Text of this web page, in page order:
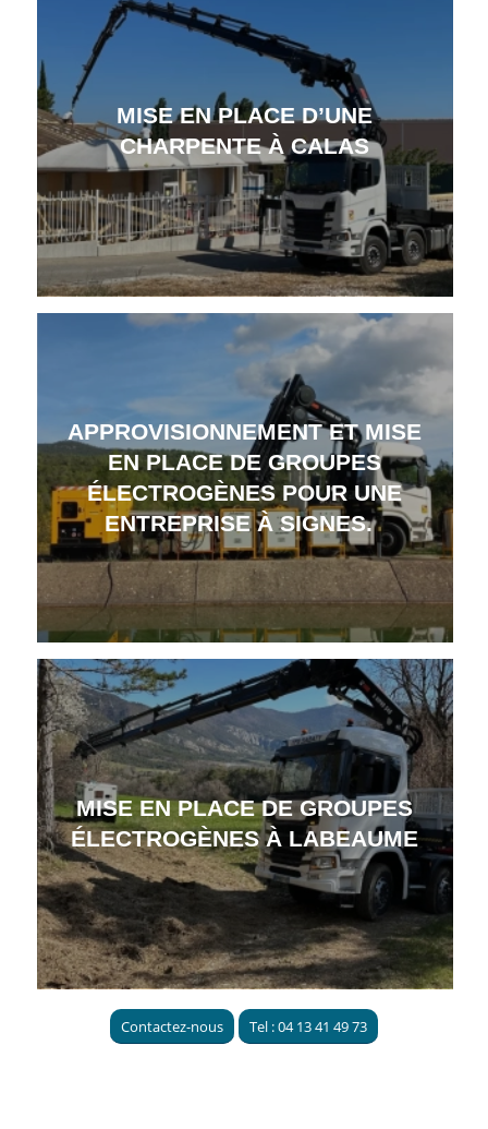
MISE EN PLACE D’UNE
CHARPENTE À CALAS
APPROVISIONNEMENT ET MISE
EN PLACE DE GROUPES
ÉLECTROGÈNES POUR UNE
ENTREPRISE À SIGNES.
MISE EN PLACE DE GROUPES
ÉLECTROGÈNES À LABEAUME
Contactez-nous Tel : 04 13 41 49 73